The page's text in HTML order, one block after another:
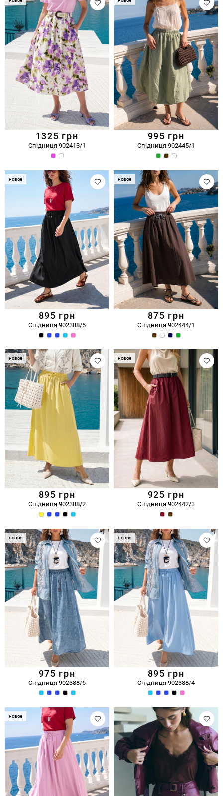
1325 грн
Спідниця 902413/1
995 грн
Спідниця 902445/1
новое
895 грн
Спідниця 902388/5
новое
875 грн
Спідниця 902444/1
новое
895 грн
Спідниця 902388/2
новое
925 грн
Спідниця 902442/3
новое
975 грн
Спідниця 902388/6
новое
895 грн
Спідниця 902388/4
новое